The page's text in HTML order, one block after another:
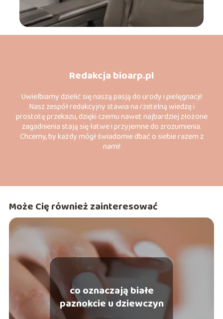
Redakcja bioarp.pl
Uwielbiamy dzielić się naszą pasją do urody i pielęgnacji!
Nasz zespół redakcyjny stawia na rzetelną wiedzę i
prostotę przekazu, dzięki czemu nawet najbardziej złożone
zagadnienia stają się łatwe i przyjemne do zrozumienia.
Chcemy, by każdy mógł świadomie dbać o siebie razem z
nami!
Może Cię również zainteresować
co oznaczają białe
paznokcie u dziewczyn